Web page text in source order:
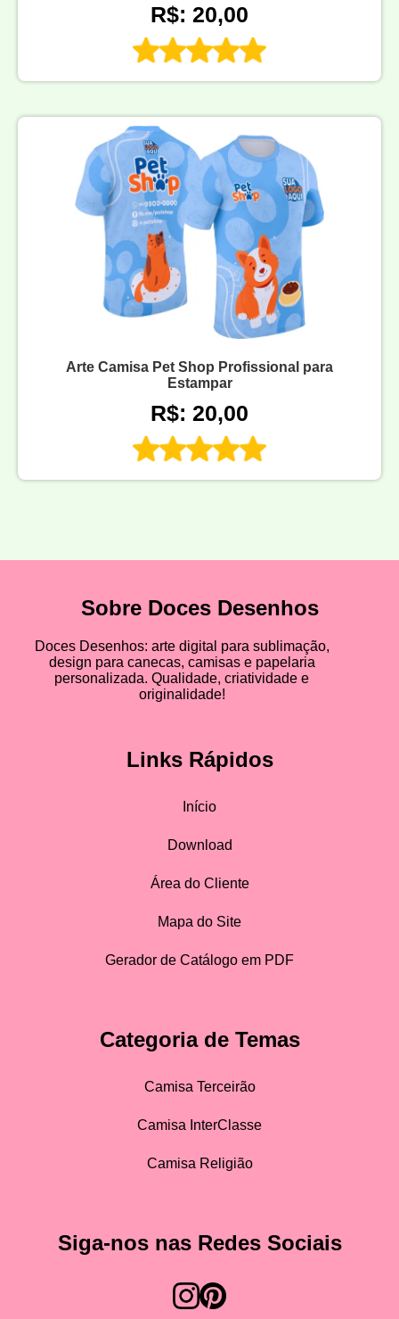
R$: 20,00
Arte Camisa Pet Shop Profissional para
Estampar
R$: 20,00
Sobre Doces Desenhos
Doces Desenhos: arte digital para sublimação,
design para canecas, camisas e papelaria
personalizada. Qualidade, criatividade e
originalidade!
Links Rápidos
Início
Download
Área do Cliente
Mapa do Site
Gerador de Catálogo em PDF
Categoria de Temas
Camisa Terceirão
Camisa InterClasse
Camisa Religião
Siga-nos nas Redes Sociais